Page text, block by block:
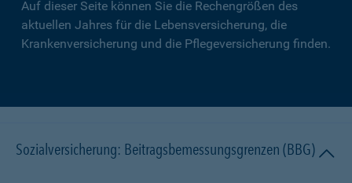
Auf dieser Seite können Sie die Rechengrößen des
aktuellen Jahres für die Lebensversicherung, die
Krankenversicherung und die Pflegeversicherung finden.
Sozialversicherung: Beitragsbemessungsgrenzen (BBG)